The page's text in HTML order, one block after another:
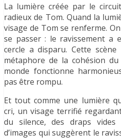
La lumière créée par le
radieux de Tom. Quand la
visage de Tom se renferme.
se passer : le ravissement a
cercle a disparu. Cette
métaphore de la cohésion
monde fonctionne
pas être rompu.
Et tout comme une lumière
cri, un visage terrifié
du silence, des draps
d’images qui suggèrent le